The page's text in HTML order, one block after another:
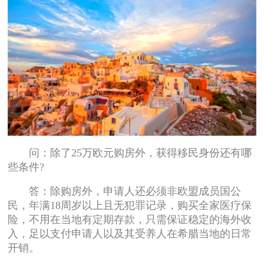
问：除了25万欧元购房外，获得移民身份还有哪
些条件?
答：除购房外，申请人还必须非欧盟成员国公
民，年满18周岁以上且无犯罪记录，购买全家医疗保
险，不用在当地有定期存款，只需保证稳定的海外收
入，足以支付申请人以及其受养人在希腊当地的日常
开销。